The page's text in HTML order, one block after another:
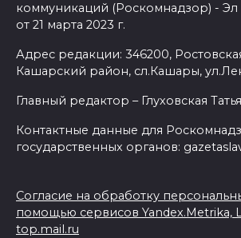
коммуникаций (Роскомнадзор) -
от 21 марта 2023 г.
Адрес редакции: 346200,
Кашарский район, сл.Кашары,
Главный редактор – Глуховская
Контактные данные для
государственных органов:
Согласие на обработку
помощью сервисов Yandex.Metrika,
top.mail.ru